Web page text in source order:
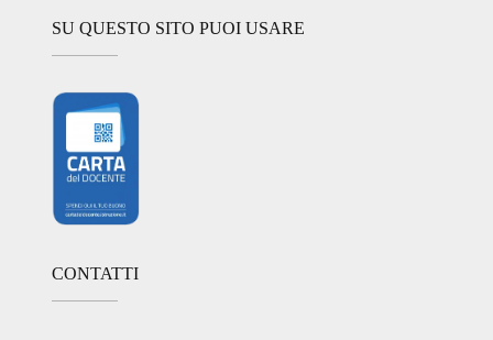
SU QUESTO SITO PUOI USARE
CONTATTI